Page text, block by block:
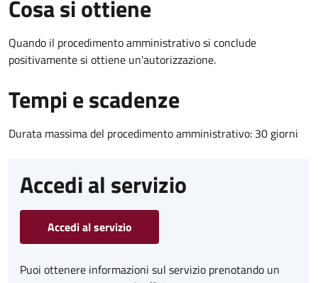
Cosa si ottiene
Quando il procedimento amministrativo si conclude
positivamente si ottiene un'autorizzazione.
Tempi e scadenze
Durata massima del procedimento amministrativo: 30 giorni
Accedi al servizio
Accedi al servizio
Puoi ottenere informazioni sul servizio prenotando un